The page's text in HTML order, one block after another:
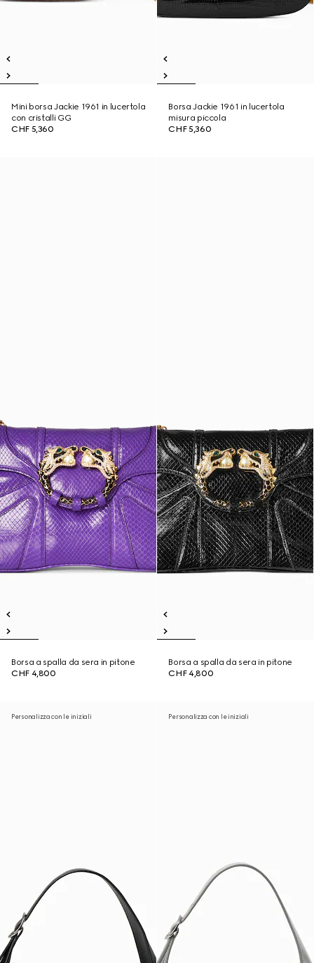
Mini borsa Jackie 1961 in lucertola
con cristalli GG
CHF 5,360
Borsa Jackie 1961 in lucertola
misura piccola
CHF 5,360
Borsa a spalla da sera in pitone
CHF 4,800
Borsa a spalla da sera in pitone
CHF 4,800
Personalizza con le iniziali Personalizza con le iniziali